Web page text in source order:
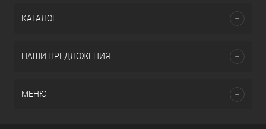
КАТАЛОГ
НАШИ ПРЕДЛОЖЕНИЯ
МЕНЮ